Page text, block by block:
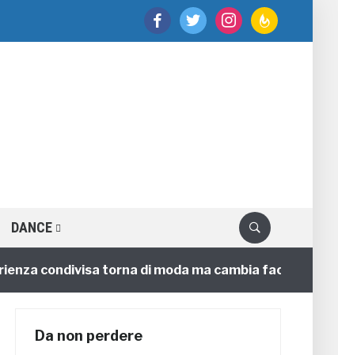
facebooktwitter instagramfeedburner
DANCE
torna di moda ma cambia faccia
Da non perdere